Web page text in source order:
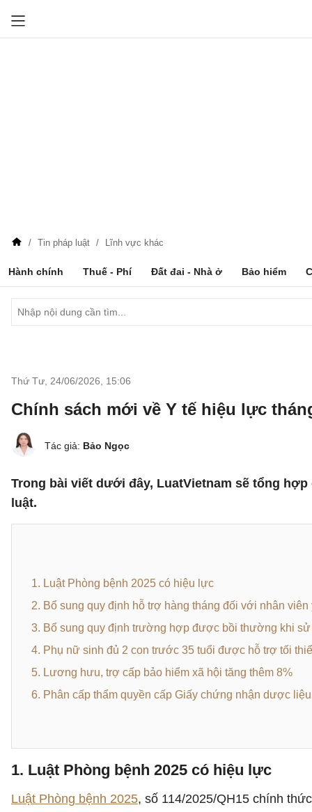
Tin pháp luật Lĩnh vực khác
Hành chính Thuế - Phí Đất đai - Nhà ở Bảo hiểm
Thứ Tư, 24/06/2026 15:06
Chính sách mới về Y tế hiệu lực
Tác giả: Bảo Ngọc
Trong bài viết dưới đây, LuatVietnam sẽ tổng
luật.
1. Luật Phòng bệnh 2025 có hiệu lực
2. Bổ sung quy định hỗ trợ hàng tháng đối với nhân viên
3. Bổ sung quy định trường hợp được bồi thường khi
4. Phụ nữ sinh đủ 2 con trước 35 tuổi được hỗ trợ tối
5. Lương hưu, trợ cấp bảo hiểm xã hội tăng thêm 8%
6. Phân cấp thẩm quyền cấp Giấy chứng nhận dược
1. Luật Phòng bệnh 2025 có hiệu lực
Luật Phòng bệnh 2025, số 114/2025/QH15 chính